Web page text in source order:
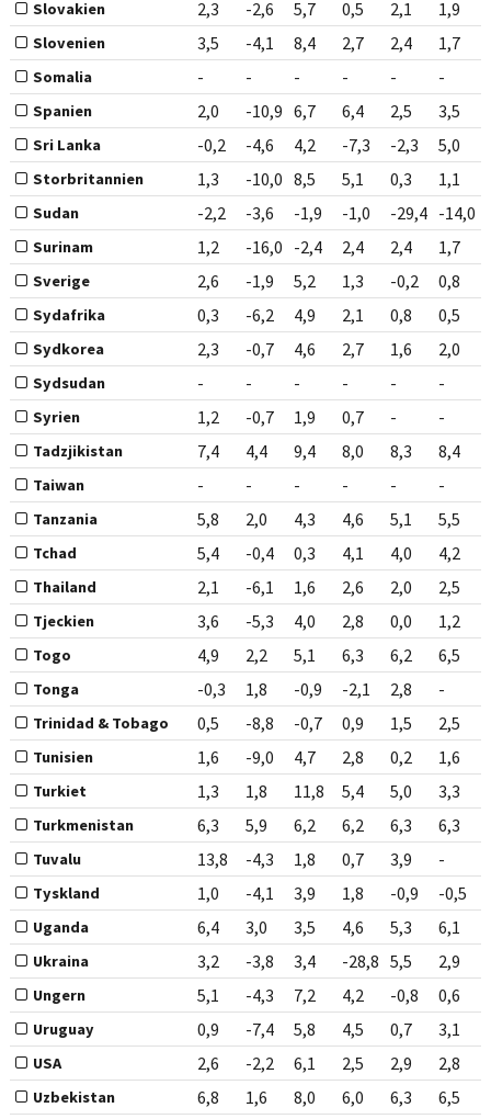
Slovakien 2,3 -2,6 5,7 0,5 2,1 1,9
Slovenien 3,5 -4,1 8,4 2,7 2,4 1,7
Somalia - - - - - -
Spanien 2,0 -10,9 6,7 6,4 2,5 3,5
Sri Lanka -0,2 -4,6 4,2 -7,3 -2,3 5,0
Storbritannien 1,3 -10,0 8,5 5,1 0,3 1,1
Sudan -2,2 -3,6 -1,9 -1,0 -29,4 -14,0
Surinam 1,2 -16,0 -2,4 2,4 2,4 1,7
Sverige 2,6 -1,9 5,2 1,3 -0,2 0,8
Sydafrika 0,3 -6,2 4,9 2,1 0,8 0,5
Sydkorea 2,3 -0,7 4,6 2,7 1,6 2,0
Sydsudan - - - - - -
Syrien 1,2 -0,7 1,9 0,7 - -
Tadzjikistan 7,4 4,4 9,4 8,0 8,3 8,4
Taiwan - - - - - -
Tanzania 5,8 2,0 4,3 4,6 5,1 5,5
Tchad 5,4 -0,4 0,3 4,1 4,0 4,2
Thailand 2,1 -6,1 1,6 2,6 2,0 2,5
Tjeckien 3,6 -5,3 4,0 2,8 0,0 1,2
Togo 4,9 2,2 5,1 6,3 6,2 6,5
Tonga -0,3 1,8 -0,9 -2,1 2,8 -
Trinidad & Tobago 0,5 -8,8 -0,7 0,9 1,5 2,5
Tunisien 1,6 -9,0 4,7 2,8 0,2 1,6
Turkiet 1,3 1,8 11,8 5,4 5,0 3,3
Turkmenistan 6,3 5,9 6,2 6,2 6,3 6,3
Tuvalu 13,8 -4,3 1,8 0,7 3,9 -
Tyskland 1,0 -4,1 3,9 1,8 -0,9 -0,5
Uganda 6,4 3,0 3,5 4,6 5,3 6,1
Ukraina 3,2 -3,8 3,4 -28,8 5,5 2,9
Ungern 5,1 -4,3 7,2 4,2 -0,8 0,6
Uruguay 0,9 -7,4 5,8 4,5 0,7 3,1
USA 2,6 -2,2 6,1 2,5 2,9 2,8
Uzbekistan 6,8 1,6 8,0 6,0 6,3 6,5